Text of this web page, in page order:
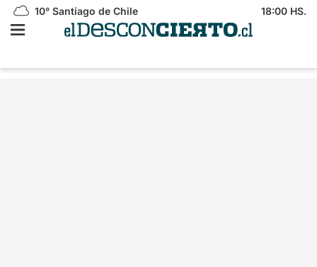
10° Santiago de Chile 18:00 HS.